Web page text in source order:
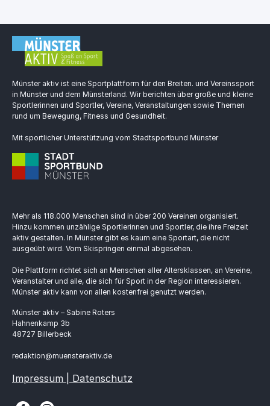
Münster aktiv ist eine Sportplattform für den Breiten. und Vereinssport
in Münster und dem Münsterland. Wir berichten über große und kleine
Sportlerinnen und Sportler, Vereine, Veranstaltungen sowie Themen
rund um Bewegung, Fitness und Gesundheit.
Mit sportlicher Unterstützung vom Stadtsportbund Münster
Mehr als 118.000 Menschen sind in über 200 Vereinen organisiert.
Hinzu kommen unzählige Sportlerinnen und Sportler, die ihre Freizeit
aktiv gestalten. In Münster gibt es kaum eine Sportart, die nicht
ausgeübt wird. Vom Skispringen einmal abgesehen.
Die Plattform richtet sich an Menschen aller Altersklassen, an Vereine,
Veranstalter und alle, die sich für Sport in der Region interessieren.
Münster aktiv kann von allen kostenfrei genutzt werden.
Münster aktiv – Sabine Roters
Hahnenkamp 3b
48727 Billerbeck
redaktion@muensteraktiv.de
Impressum | Datenschutz